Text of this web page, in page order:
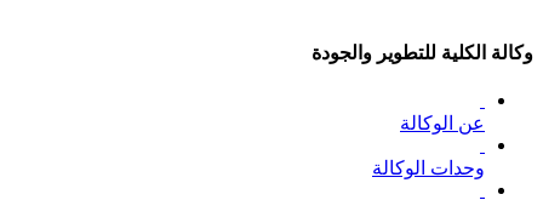
وكالة الكلية للتطوير والجودة
عن الوكالة
وحدات الوكالة